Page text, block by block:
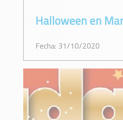
Halloween en
Fecha: 31/10/2020